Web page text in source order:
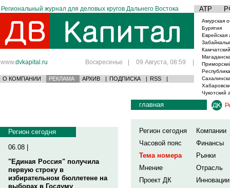
Региональный журнал для деловых кругов Дальнего Востока АТР
www.dvkapital.ru Воскресенье | 09 Августа, 08:59 |
О КОМПАНИИ РЕКЛАМА АРХИВ | ПОДПИСКА | RSS |
Амурская
Бурятия
Еврейская
Чукотский
Регион сегодня
06.08 |
"Единая Россия" получила
первую строку в
избирательном бюллетене на
выборах в Госдуму
главная
Регион сегодня
Компании
Часовой пояс
Финансы
Тема номера
Рынки
Мнение
Отрасль
Проект ДК
Инновации